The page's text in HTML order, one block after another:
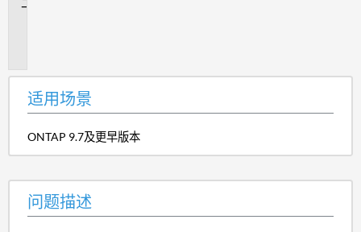
适用场景
ONTAP 9.7及更早版本
问题描述